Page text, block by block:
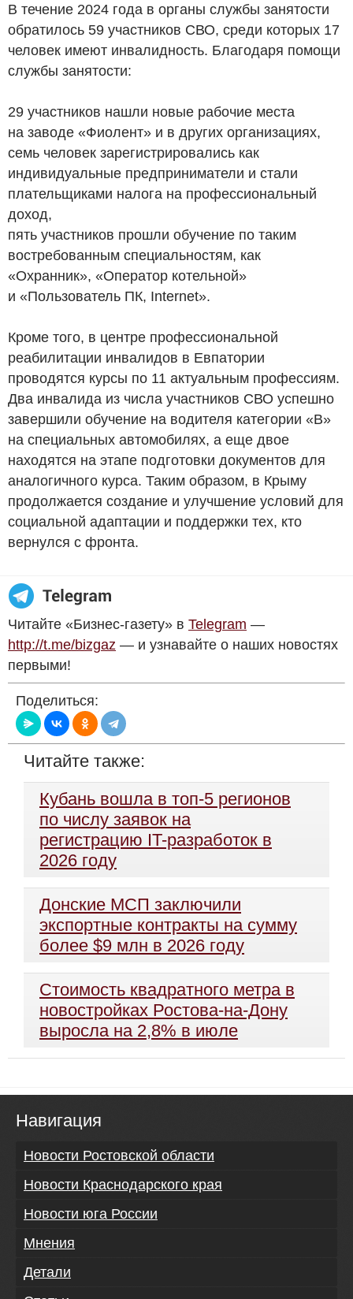
В течение 2024 года в органы службы занятости
обратилось 59 участников СВО, среди которых 17
человек имеют инвалидность. Благодаря помощи
службы занятости:
29 участников нашли новые рабочие места
на заводе «Фиолент» и в других организациях,
семь человек зарегистрировались как
индивидуальные предприниматели и стали
плательщиками налога на профессиональный
доход,
пять участников прошли обучение по таким
востребованным специальностям, как
«Охранник», «Оператор котельной»
и «Пользователь ПК, Internet».
Кроме того, в центре профессиональной
реабилитации инвалидов в Евпатории
проводятся курсы по 11 актуальным профессиям.
Два инвалида из числа участников СВО успешно
завершили обучение на водителя категории «В»
на специальных автомобилях, а еще двое
находятся на этапе подготовки документов для
аналогичного курса. Таким образом, в Крыму
продолжается создание и улучшение условий для
социальной адаптации и поддержки тех, кто
вернулся с фронта.
Читайте «Бизнес-газету» в Telegram —
http://t.me/bizgaz — и узнавайте о наших новостях
первыми!
Поделиться:
Читайте также:
Кубань вошла в топ-5 регионов
по числу заявок на
регистрацию IT-разработок в
2026 году
Донские МСП заключили
экспортные контракты на сумму
более $9 млн в 2026 году
Стоимость квадратного метра в
новостройках Ростова-на-Дону
выросла на 2,8% в июле
Навигация
Новости Ростовской области
Новости Краснодарского края
Новости юга России
Мнения
Детали